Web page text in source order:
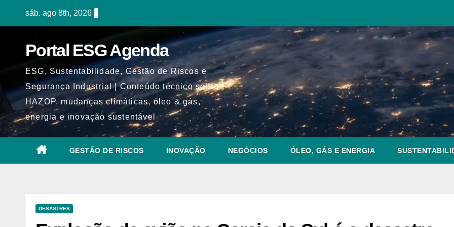
sáb. ago 8th, 2026
Portal ESG Agenda
ESG, Sustentabilidade, Gestão de Riscos e
Segurança Industrial | Conteúdo técnico sobre
HAZOP, mudanças climáticas, óleo & gás,
energia e inovação sustentável
GESTÃO DE RISCOS INOVAÇÃO NEGÓCIOS ÓLEO, GÁS E ENERGIA
DESASTRES